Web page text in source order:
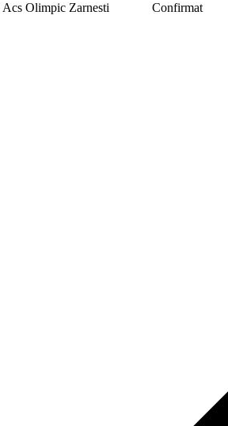
Acs Olimpic Zarnesti
Confirmat